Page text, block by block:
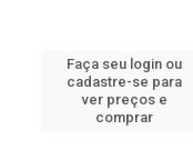
Faça seu login ou
cadastre-se para
ver preços e
comprar